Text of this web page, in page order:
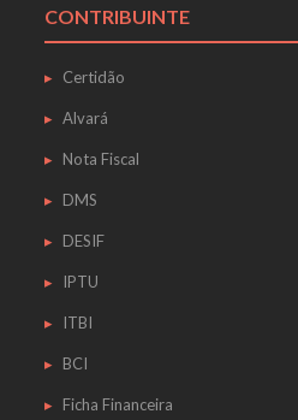
CONTRIBUINTE
Certidão
Alvará
Nota Fiscal
DMS
DESIF
IPTU
ITBI
BCI
Ficha Financeira